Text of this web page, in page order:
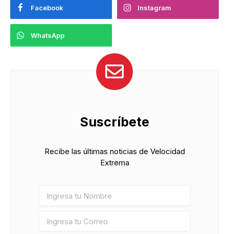
Facebook Instagram
WhatsApp
Suscríbete
Recibe las últimas noticias de Velocidad
Extrema